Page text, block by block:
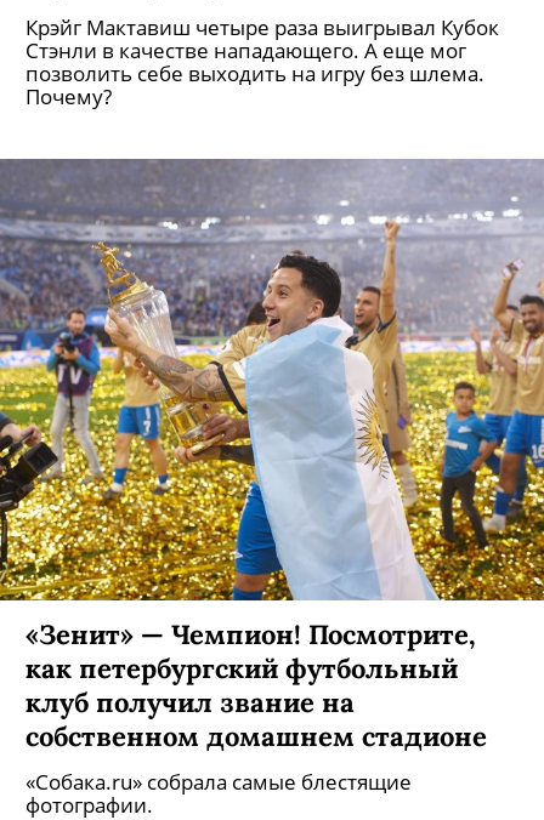
Крэйг Мактавиш четыре раза выигрывал Кубок
Стэнли в качестве нападающего. А еще мог
позволить себе выходить на игру без шлема.
Почему?
«Зенит» — Чемпион! Посмотрите,
как петербургский футбольный
клуб получил звание на
собственном домашнем стадионе
«Собака.ru» собрала самые блестящие
фотографии.